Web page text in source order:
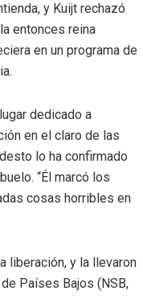
y Kuijt rechazó
entonces reina
en un programa de
dedicado a
en el claro de las
lo ha confirmado
“Él marcó los
cosas horribles en
liberación, y la llevaron
Países Bajos (NSB,